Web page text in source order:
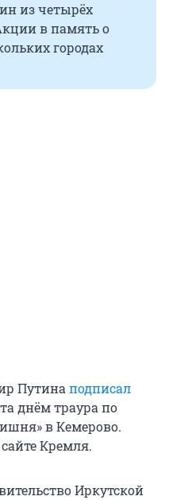
из четырёх
в память о
городах
Путина подписал
днём траура по
в Кемерово.
Кремля.
Иркутской